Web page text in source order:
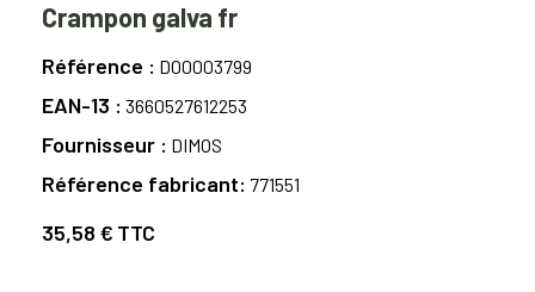
Crampon galva fr
Référence D00003799
EAN-13 3660527612253
Fournisseur DIMOS
Référence fabricant 771551
35,58 € TTC